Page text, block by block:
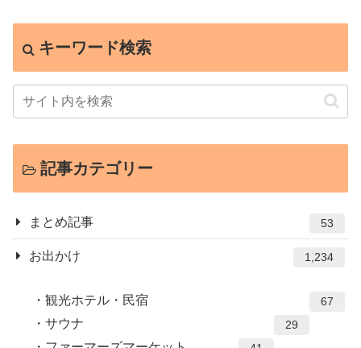
キーワード検索
記事カテゴリー
まとめ記事 53
お出かけ 1,234
観光ホテル・民宿 67
サウナ 29